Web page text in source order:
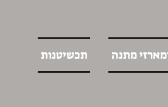
מתנה תכשיטנות